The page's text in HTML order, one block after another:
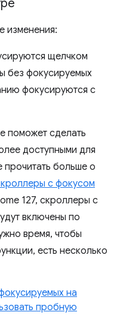
изменения:
щелчком
без фокусируемых
фокусируются с
поможет сделать
доступными для
прочитать больше о
с фокусом
127, скроллеры с
включены по
время, чтобы
есть несколько
на
пробную